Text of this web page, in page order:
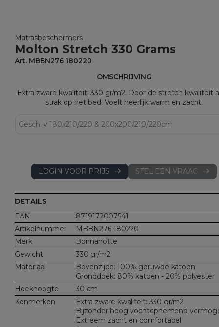
Matrasbeschermers
Molton Stretch 330 Grams
Art. MBBN276 180220
OMSCHRIJVING
Extra zware kwaliteit: 330 gr/m2. Door de stretch kwaliteit
strak op het bed. Voelt heerlijk warm en zacht.
LOGIN VOOR PRIJS STEL EEN VRAAG
DETAILS
EAN
8719172007541
Artikelnummer
MBBN276 180220
Merk
Bonnanotte
Gewicht
330 gr/m2
Materiaal
Bovenzijde: 100% geruwde katoen
Gronddoek: 80% katoen - 20% polyester
Hoekhoogte
30 cm
Kenmerken
Extra zware kwaliteit: 330 gr/m2
Bijzonder hoog vochtopnemend
Extreem zacht en comfortabel